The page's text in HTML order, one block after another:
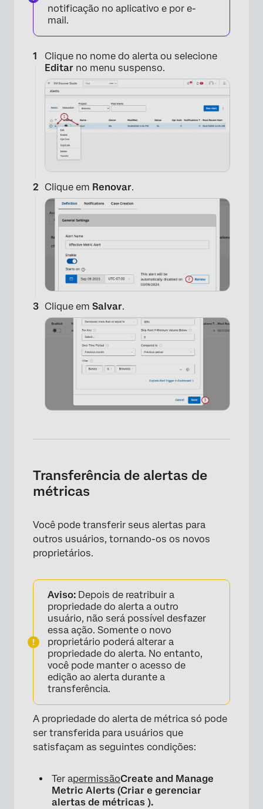
notificação no aplicativo e por e-
mail.
Clique no nome do alerta ou selecione
Editar no menu suspenso.
×
Clique em Renovar.
Clique em Salvar.
Transferência de alertas de
métricas
Você pode transferir seus alertas para
outros usuários, tornando-os os novos
proprietários.
Aviso: Depois de reatribuir a
propriedade do alerta a outro
usuário, não será possível desfazer
essa ação. Somente o novo
proprietário poderá alterar a
propriedade do alerta. No entanto,
você pode manter o acesso de
edição ao alerta durante a
transferência.
A propriedade do alerta de métrica só pode
ser transferida para usuários que
satisfaçam as seguintes condições:
Ter apermissãoCreate and Manage
Metric Alerts (Criar e gerenciar
alertas de métricas ).